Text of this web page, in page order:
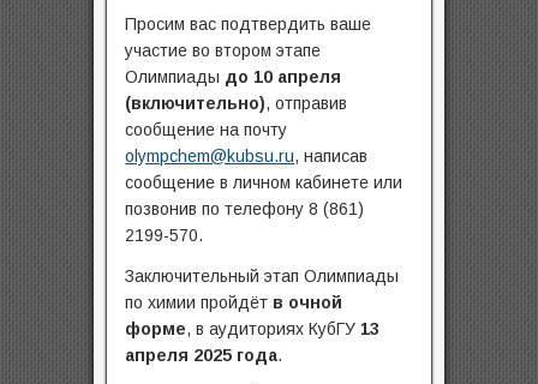
Просим вас подтвердить ваше
участие во втором этапе
Олимпиады до 10 апреля
(включительно), отправив
сообщение на почту
olympchem@kubsu.ru, написав
сообщение в личном кабинете или
позвонив по телефону 8 (861)
2199-570.
Заключительный этап Олимпиады
по химии пройдёт в очной
форме, в аудиториях КубГУ 13
апреля 2025 года.